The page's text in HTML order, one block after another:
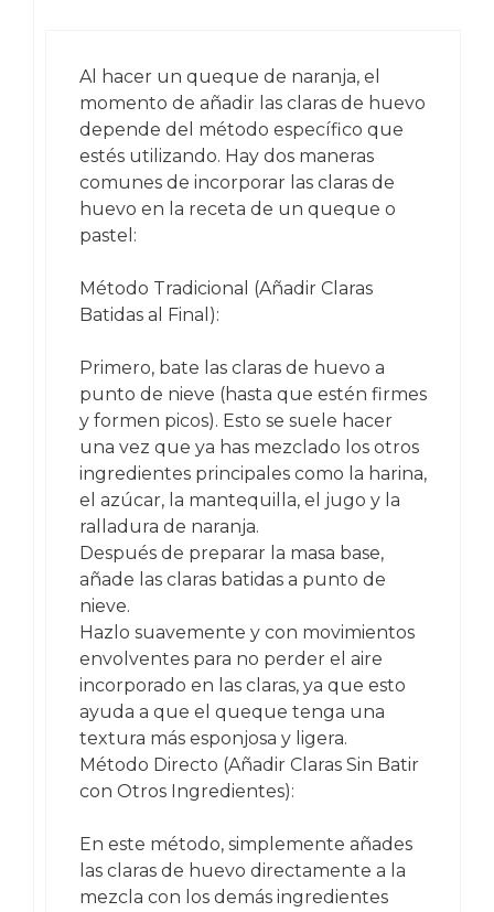
Al hacer un queque de naranja, el
momento de añadir las claras de huevo
depende del método específico que
estés utilizando. Hay dos maneras
comunes de incorporar las claras de
huevo en la receta de un queque o
pastel:
Método Tradicional (Añadir Claras
Batidas al Final):
Primero, bate las claras de huevo a
punto de nieve (hasta que estén firmes
y formen picos). Esto se suele hacer
una vez que ya has mezclado los otros
ingredientes principales como la harina,
el azúcar, la mantequilla, el jugo y la
ralladura de naranja.
Después de preparar la masa base,
añade las claras batidas a punto de
nieve.
Hazlo suavemente y con movimientos
envolventes para no perder el aire
incorporado en las claras, ya que esto
ayuda a que el queque tenga una
textura más esponjosa y ligera.
Método Directo (Añadir Claras Sin Batir
con Otros Ingredientes):
En este método, simplemente añades
las claras de huevo directamente a la
mezcla con los demás ingredientes